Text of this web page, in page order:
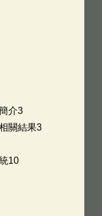
介3
關結果3
10